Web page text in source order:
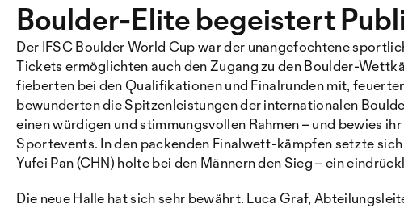
Boulder-Elite begeistert
Der IFSC Boulder World Cup war der unangefochtene
Tickets ermöglichten auch den Zugang zu den Boulder-
fieberten bei den Qualifikationen und Finalrunden mit,
bewunderten die Spitzenleistungen der internationalen
einen würdigen und stimmungsvollen Rahmen – und bewies
Sportevents. In den packenden Finalwett-kämpfen setzte
Yufei Pan (CHN) holte bei den Männern den Sieg – ein
Die neue Halle hat sich sehr bewährt. Luca Graf,